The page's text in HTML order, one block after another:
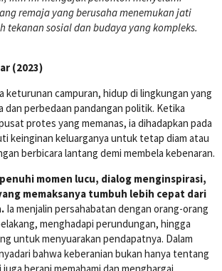
remaja yang berusaha menemukan jati
tekanan sosial dan budaya yang kompleks.
(2023)
keturunan campuran, hidup di lingkungan yang
dan perbedaan pandangan politik. Ketika
protes yang memanas, ia dihadapkan pada
keinginan keluarganya untuk tetap diam atau
berbicara lantang demi membela kebenaran.
momen lucu, dialog menginspirasi,
memaksanya tumbuh lebih cepat dari
Ia menjalin persahabatan dengan orang-orang
menghadapi perundungan, hingga
untuk menyuarakan pendapatnya. Dalam
bahwa keberanian bukan hanya tentang